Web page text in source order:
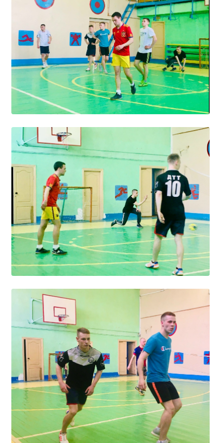
Образование
Образовательные стандарты и требования
Руководство
Педагогический состав
Материально-техническое обеспечение и
оснащенность образовательного процесса.
Доступная среда
Стипендии и меры поддержки обучающихся
Платные образовательные услуги
Финансово-хозяйственная деятельность
Вакантные места для приёма (перевода)
Международное сотрудничество
Организация питания в образовательной
организации
УЧЕБНАЯ РАБОТА
Расписание занятий
Заочное отделение
Локальные акты
Безопасность на железной дороге
Дополнительное образование
Информационная безопасность
Информация для детей-сирот
Памятные даты военной истории
Пожарная безопасность
Программа воспитания
Противодействие терроризму
Профилактическая работа
Работа педагога-психолога